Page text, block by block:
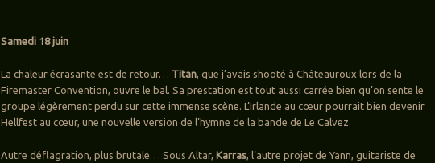
Samedi 18 juin
La chaleur écrasante est de retour… Titan, que j’avais shooté à Châteauroux lors de la
Firemaster Convention, ouvre le bal. Sa prestation est tout aussi carrée bien qu’on sente le
groupe légèrement perdu sur cette immense scène. L’Irlande au cœur pourrait bien devenir
Hellfest au cœur, une nouvelle version de l’hymne de la bande de Le Calvez.
Autre déflagration, plus brutale… Sous Altar, Karras, l’autre projet de Yann, guitariste de